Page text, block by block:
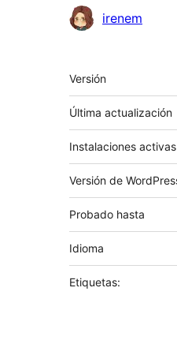
Colaboradores
irenem
Meta
Versión
Última actualización
Instalaciones activas
Versión de
Probado hasta
Idioma
Etiquetas: